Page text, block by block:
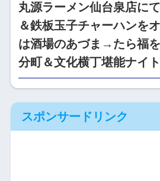
丸源ラーメン仙台泉店に
＆鉄板玉子チャーハンを
は酒場のあづま→たら福
分町＆文化横丁堪能ナイ
スポンサードリンク